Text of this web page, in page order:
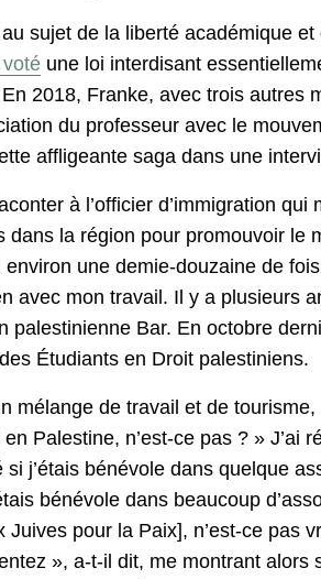
sujet de la liberté académique
une loi interdisant
2018, Franke, avec trois autres
du professeur avec le
affligeante saga dans une
à l’officier d’immigration
dans la région pour promouvoir
une demie-douzaine de
avec mon travail. Il y a plusieurs
palestinienne Bar. En octobre
Étudiants en Droit palestiniens.
mélange de travail et de
Palestine, n’est-ce pas ? » J’ai
j’étais bénévole dans quelque
bénévole dans beaucoup
pour la Paix], n’est-ce pas
», a-t-il dit, me montrant